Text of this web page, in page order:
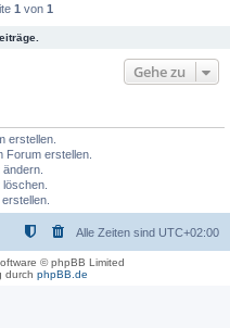
1 von 1
Gehe zu
erstellen.
Forum erstellen.
ändern.
löschen.
Alle Zeiten sind UTC+02:00
© phpBB Limited
durch phpBB.de